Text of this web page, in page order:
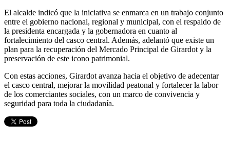
El alcalde indicó que la iniciativa se enmarca en un trabajo conjunto
entre el gobierno nacional, regional y municipal, con el respaldo de
la presidenta encargada y la gobernadora en cuanto al
fortalecimiento del casco central. Además, adelantó que existe un
plan para la recuperación del Mercado Principal de Girardot y la
preservación de este icono patrimonial.
Con estas acciones, Girardot avanza hacia el objetivo de adecentar
el casco central, mejorar la movilidad peatonal y fortalecer la labor
de los comerciantes sociales, con un marco de convivencia y
seguridad para toda la ciudadanía.